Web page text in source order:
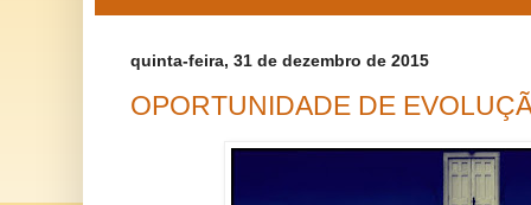
quinta-feira, 31 de dezembro de 2015
OPORTUNIDADE DE